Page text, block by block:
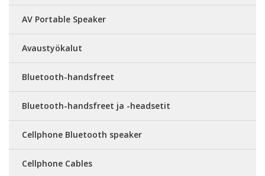
AV Portable Speaker
Avaustyökalut
Bluetooth-handsfreet
Bluetooth-handsfreet ja -headsetit
Cellphone Bluetooth speaker
Cellphone Cables